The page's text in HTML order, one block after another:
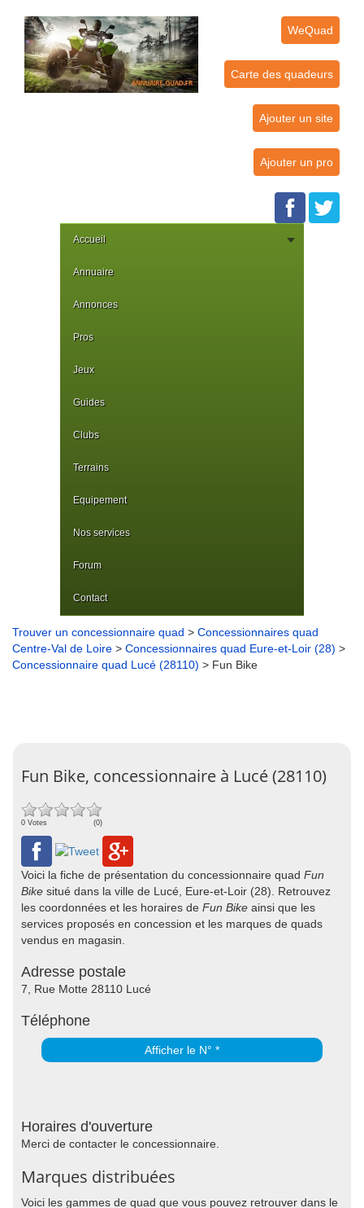
WeQuad
Carte des quadeurs
Ajouter un site
Ajouter un pro
Accueil
Annuaire
Annonces
Pros
Jeux
Guides
Clubs
Terrains
Equipement
Nos services
Forum
Contact
Trouver un concessionnaire quad > Concessionnaires quad
Centre-Val de Loire > Concessionnaires quad Eure-et-Loir (28) >
Concessionnaire quad Lucé (28110) > Fun Bike
Fun Bike, concessionnaire à Lucé (28110)
0 Votes (0)
Voici la fiche de présentation du concessionnaire quad Fun
Bike situé dans la ville de Lucé, Eure-et-Loir (28). Retrouvez
les coordonnées et les horaires de Fun Bike ainsi que les
services proposés en concession et les marques de quads
vendus en magasin.
Adresse postale
7, Rue Motte 28110 Lucé
Téléphone
Afficher le N° *
Horaires d'ouverture
Merci de contacter le concessionnaire.
Marques distribuées
Voici les gammes de quad que vous pouvez retrouver dans le